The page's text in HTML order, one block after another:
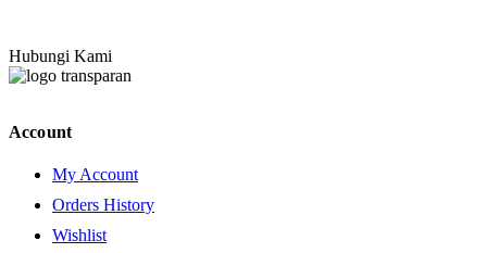
Hubungi Kami
Account
My Account
Orders History
Wishlist